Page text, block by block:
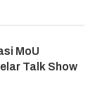
MoU
Talk Show